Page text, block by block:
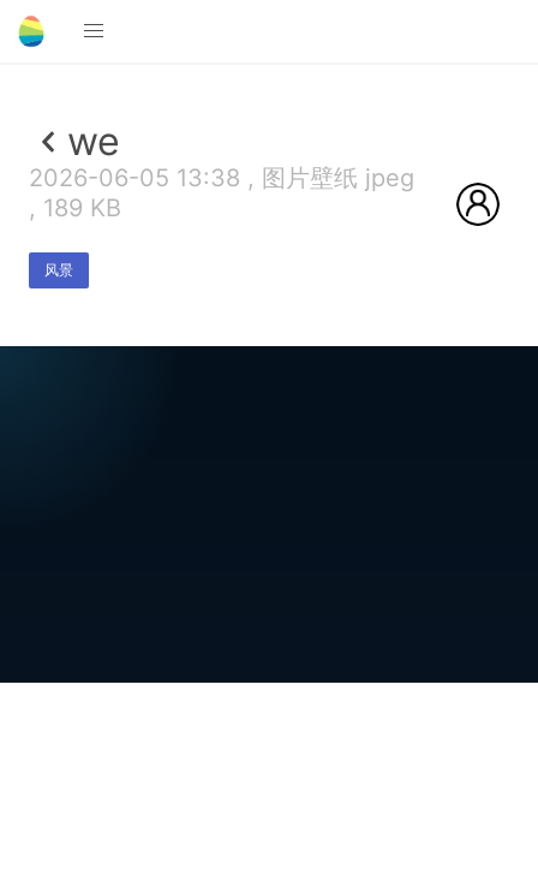
we
2026-06-05 13:38 , 图片壁纸 jpeg
, 189 KB
风景